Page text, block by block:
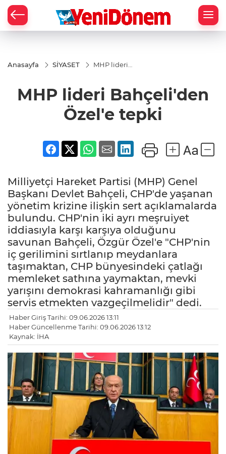
Anasayfa SİYASET
MHP lideri
MHP lideri Bahçeli'den
Özel'e tepki
Milliyetçi Hareket Partisi (MHP) Genel
Başkanı Devlet Bahçeli, CHP'de yaşanan
yönetim krizine ilişkin sert açıklamalarda
bulundu. CHP'nin iki ayrı meşruiyet
iddiasıyla karşı karşıya olduğunu
savunan Bahçeli, Özgür Özel'e "CHP'nin
iç gerilimini sırtlanıp meydanlara
taşımaktan, CHP bünyesindeki çatlağı
memleket sathına yaymaktan, mevki
yarışını demokrasi kahramanlığı gibi
servis etmekten vazgeçilmelidir" dedi.
Haber Giriş Tarihi: 09.06.2026 13:11
Haber Güncellenme Tarihi: 09.06.2026 13:12
Kaynak: İHA